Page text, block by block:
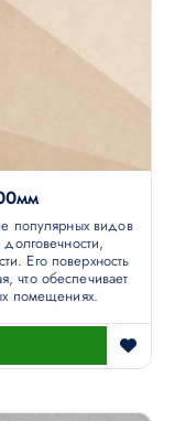
популярных видов
Его поверхность
что обеспечивает
помещениях.